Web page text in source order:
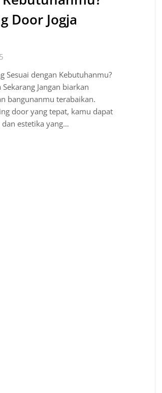
Door Jogja
Sesuai dengan Kebutuhanmu?
Jangan biarkan
bangunanmu terabaikan.
door yang tepat, kamu dapat
estetika yang…